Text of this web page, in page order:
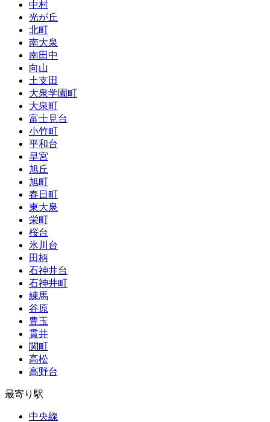
中村
光が丘
北町
南大泉
南田中
向山
土支田
大泉学園町
大泉町
富士見台
小竹町
平和台
早宮
旭丘
旭町
春日町
東大泉
栄町
桜台
氷川台
田柄
石神井台
石神井町
練馬
谷原
豊玉
貫井
関町
高松
高野台
最寄り駅
中央線